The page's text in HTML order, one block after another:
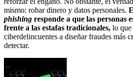
mismo: robar dinero y datos personales.
phishing responde a que las personas
frente a las estafas tradicionales, lo que
ciberdelincuentes a diseñar fraudes más
detectar.